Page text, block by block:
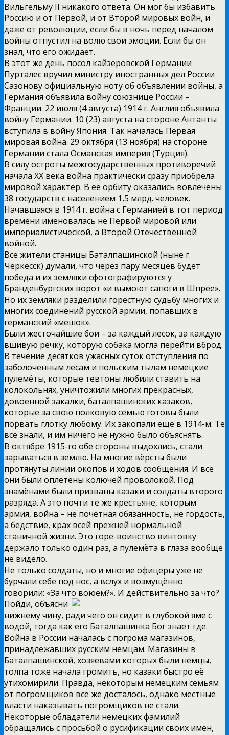
Вильгельму II никакого ответа. Он мог бы избавить
Россию и от Первой, и от Второй мировых войн, и
даже от революции, если бы в ночь перед началом
войны отпустил на волю свои эмоции. Если бы он
знал, что его ожидает.
В этот же день посол кайзеровской Германии
Пурталес вручил министру иностранных дел России
Сазонову официальную ноту об объявлении войны, а
Германия объявила войну союзнице России –
Франции. 22 июля (4 августа) 1914 г. Англия объявила
войну Германии. 10 (23) августа на стороне Антанты
вступила в войну Япония. Так началась Первая
мировая война. 29 октября (13 ноября) на стороне
Германии стала Османская империя (Турция).
В силу остроты межгосударственных противоречий
начала XX века война практически сразу приобрела
мировой характер. В её орбиту оказались вовлечены
38 государств с населением 1,5 млрд. человек.
Начавшаяся в 1914 г. война с Германией в тот период
времени именовалась не Первой мировой или
империалистической, а Второй Отечественной
войной.
Все жители станицы Баталпашинской (ныне г.
Черкесск) думали, что через пару месяцев будет
победа и их земляки сфотографируются у
Бранденбургских ворот «и вымоют сапоги в Шпрее».
Но их земляки разделили горестную судьбу многих и
многих соединений русской армии, попавших в
германский «мешок».
Были жесточайшие бои – за каждый лесок, за каждую
вшивую речку, которую собака могла перейти вброд.
В течение десятков ужасных суток отступления по
заболоченным лесам и польским тылам немецкие
пулемёты, которые тевтоны любили ставить на
колокольнях, уничтожили многих прекрасных,
довоенной закалки, баталпашинских казаков,
которые за свою полковую семью готовы были
порвать глотку любому. Их закопали ещё в 1914-м. Те
всё знали, и им ничего не нужно было объяснять.
В октябре 1915-го обе стороны выдохлись, стали
зарываться в землю. На многие вёрсты были
протянуты линии окопов и ходов сообщения. И все
они были оплетены колючей проволокой. Под
знамёнами были призваны казаки и солдаты второго
разряда. А это почти те же крестьяне, которым
армия, война – не почётная обязанность, не гордость,
а бедствие, крах всей прежней нормальной
станичной жизни. Это горе-воинство винтовку
держало только один раз, а пулемёта в глаза вообще
не видело.
Не только солдаты, но и многие офицеры уже не
бурчали себе под нос, а вслух и возмущённо
говорили: «За что воюем?». И действительно за что?
Пойди, объясни
нижнему чину, ради чего он сидит в глубокой яме с
водой, тогда как его Баталпашинка Бог знает где.
Война в России началась с погрома магазинов,
принадлежавших русским немцам. Магазины в
Баталпашинской, хозяевами которых были немцы,
толпа тоже начала громить, но казаки быстро её
утихомирили. Правда, некоторым немецким семьям
от погромщиков всё же досталось, однако местные
власти наказывать погромщиков не стали.
Некоторые обладатели немецких фамилий
обращались с просьбой о русификации своих имён,